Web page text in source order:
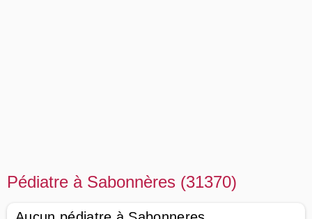
Pédiatre à Sabonnères (31370)